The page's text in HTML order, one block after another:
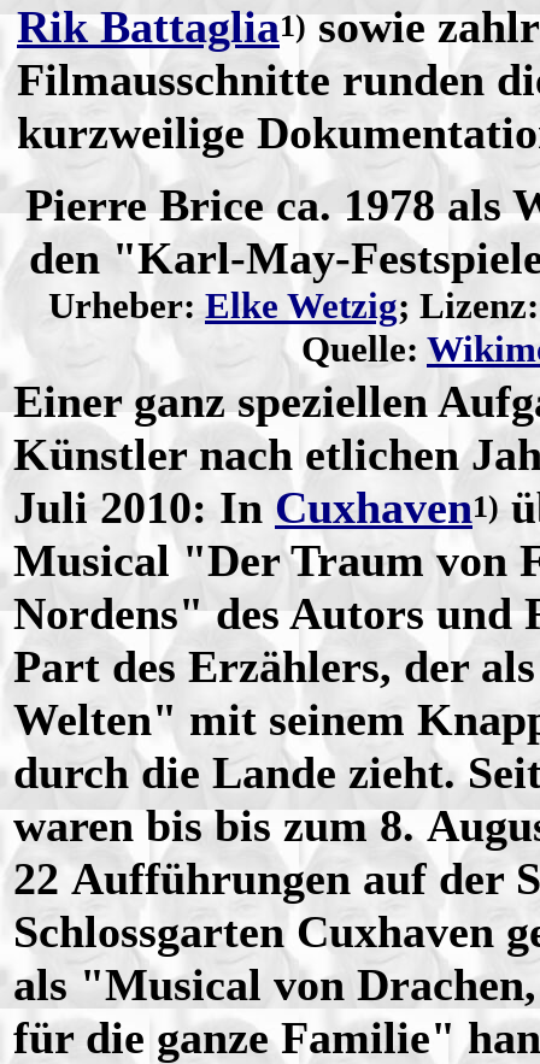
Rik Battaglia1)sowie
Filmausschnitte runden
kurzweilige
Pierre Brice ca. 1978 als
den "Karl-May-
Urheber: Elke Wetzig;
Quelle:
Einer ganz speziellen
Künstler nach etlichen
Juli 2010: In Cuxhaven1)
Musical "Der Traum von
Nordens" des Autors und
Part des Erzählers, der
Welten" mit seinem
durch die Lande zieht.
waren bis bis zum 8.
22 Aufführungen auf der
Schlossgarten Cuxhaven
als "Musical von
für die ganze Familie"